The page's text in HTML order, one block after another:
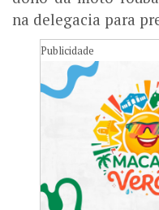
na delegacia para
Publicidade